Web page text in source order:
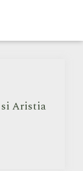
si Aristia